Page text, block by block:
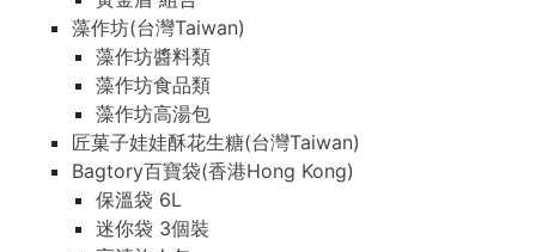
藻作坊(台灣Taiwan)
藻作坊醬料類
藻作坊食品類
藻作坊高湯包
匠菓子娃娃酥花生糖(台灣Taiwan)
Bagtory百寶袋(香港Hong Kong)
保溫袋 6L
迷你袋 3個裝